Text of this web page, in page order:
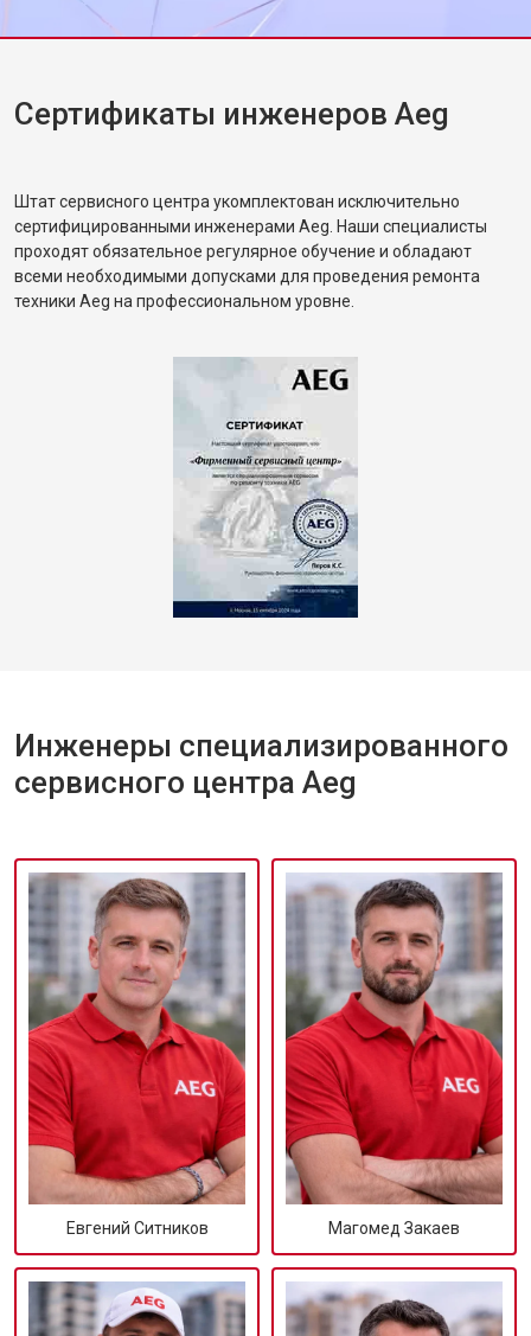
Замена нижнего уплотнителя
дверцы
Замена заливного шланга от 850 ₽ Заказать
сказала, что машинка будто новая.
Сертификаты инженеров Aeg
Штат сервисного центра укомплектован исключительно
сертифицированными инженерами Aeg. Наши специалисты
проходят обязательное регулярное обучение и обладают
всеми необходимыми допусками для проведения ремонта
техники Aeg на профессиональном уровне.
Инженеры специализированного
сервисного центра Aeg
Евгений Ситников Магомед Закаев